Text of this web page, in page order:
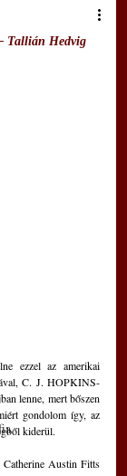
Tallián Hedvig
ezzel az amerikai
C. J. HOPKINS-
lenne, mert bőszen
gondolom így, az
kiderül.
Austin Fitts